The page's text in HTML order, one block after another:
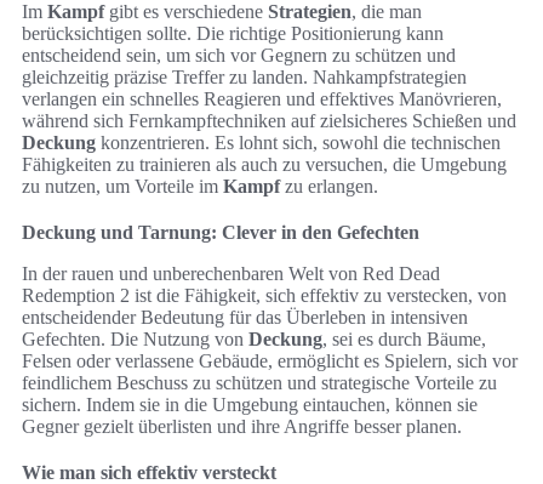
Im Kampfgibt es verschiedene Strategien, die man
berücksichtigen sollte. Die richtige Positionierung kann
entscheidend sein, um sich vor Gegnern zu schützen und
gleichzeitig präzise Treffer zu landen. Nahkampfstrategien
verlangen ein schnelles Reagieren und effektives Manövrieren,
während sich Fernkampftechniken auf zielsicheres Schießen und
Deckung konzentrieren. Es lohnt sich, sowohl die technischen
Fähigkeiten zu trainieren als auch zu versuchen, die Umgebung
zu nutzen, um Vorteile im Kampfzu erlangen.
Deckung und Tarnung: Clever in den Gefechten
In der rauen und unberechenbaren Welt von Red Dead
Redemption 2 ist die Fähigkeit, sich effektiv zu verstecken, von
entscheidender Bedeutung für das Überleben in intensiven
Gefechten. Die Nutzung von Deckung, sei es durch Bäume,
Felsen oder verlassene Gebäude, ermöglicht es Spielern, sich vor
feindlichem Beschuss zu schützen und strategische Vorteile zu
sichern. Indem sie in die Umgebung eintauchen, können sie
Gegner gezielt überlisten und ihre Angriffe besser planen.
Wie man sich effektiv versteckt